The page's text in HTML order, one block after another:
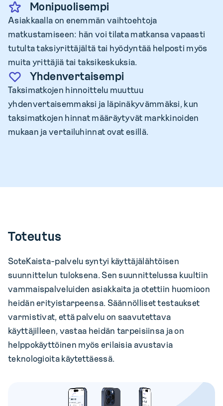
Monipuolisempi
Asiakkaalla on enemmän vaihtoehtoja
matkustamiseen: hän voi tilata matkansa vapaasti
tutulta taksiyrittäjältä tai hyödyntää helposti myös
muita yrittäjiä tai taksikeskuksia.
Yhdenvertaisempi
Taksimatkojen hinnoittelu muuttuu
yhdenvertaisemmaksi ja läpinäkyvämmäksi, kun
taksimatkojen hinnat määräytyvät markkinoiden
mukaan ja vertailuhinnat ovat esillä.
Toteutus
SoteKaista-palvelu syntyi käyttäjälähtöisen
suunnittelun tuloksena. Sen suunnittelussa kuultiin
vammaispalveluiden asiakkaita ja otettiin huomioon
heidän erityistarpeensa. Säännölliset testaukset
varmistivat, että palvelu on saavutettava
käyttäjilleen, vastaa heidän tarpeisiinsa ja on
helppokäyttöinen myös erilaisia avustavia
teknologioita käytettäessä.